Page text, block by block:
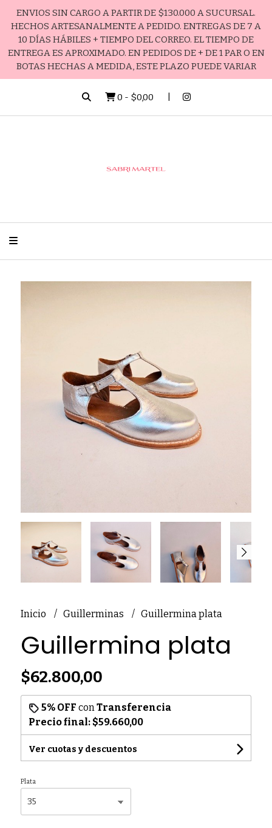
ENVIOS SIN CARGO A PARTIR DE $130.000 A SUCURSAL.
HECHOS ARTESANALMENTE A PEDIDO. ENTREGAS DE 7 A
10 DÍAS HÁBILES + TIEMPO DEL CORREO. EL TIEMPO DE
ENTREGA ES APROXIMADO. EN PEDIDOS DE + DE 1 PAR O EN
BOTAS HECHAS A MEDIDA, ESTE PLAZO PUEDE VARIAR
0 - $0,00
Inicio Guillerminas Guillermina plata
Guillermina plata
$62.800,00
5% OFF conTransferencia
Precio final: $59.660,00
Ver cuotas y descuentos
Plata